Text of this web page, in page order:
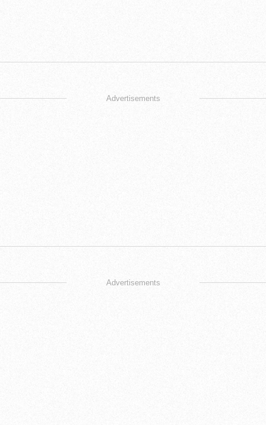
Advertisements
Advertisements